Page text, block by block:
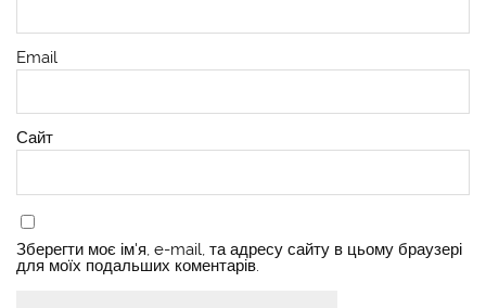
Email
Сайт
Зберегти моє ім'я, e-mail, та адресу сайту в цьому браузері
для моїх подальших коментарів.